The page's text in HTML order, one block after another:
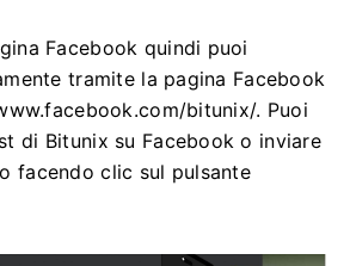
Facebook quindi puoi
tramite la pagina Facebook
bitunix/. Puoi
di Bitunix su Facebook o inviare
facendo clic sul pulsante